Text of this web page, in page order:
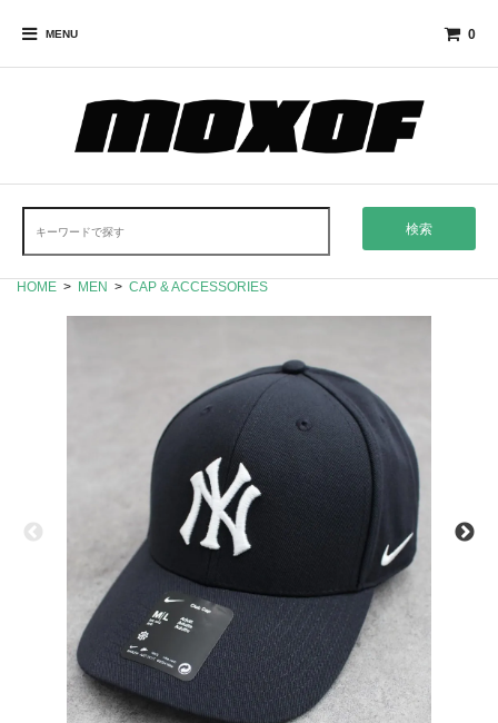
MENU 0
検索
HOME > MEN > CAP & ACCESSORIES